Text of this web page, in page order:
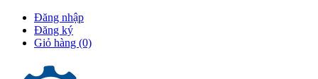
Đăng nhập
Đăng ký
Giỏ hàng (0)